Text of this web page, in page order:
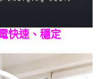
快速、穩定